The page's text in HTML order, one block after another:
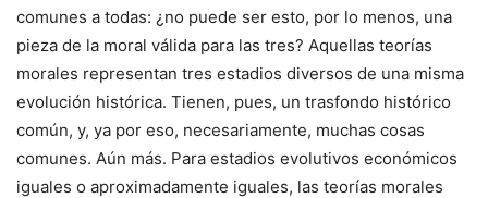
comunes a todas: ¿no puede ser esto, por lo menos, una
pieza de la moral válida para las tres? Aquellas teorías
morales representan tres estadios diversos de una misma
evolución histórica. Tienen, pues, un trasfondo histórico
común, y, ya por eso, necesariamente, muchas cosas
comunes. Aún más. Para estadios evolutivos económicos
iguales o aproximadamente iguales, las teorías morales